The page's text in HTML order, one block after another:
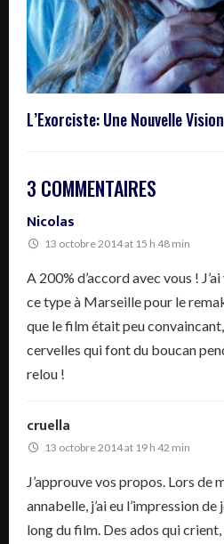
L’Exorciste: Une Nouvelle
3 COMMENTAIRES
Nicolas
13 octobre 2014 at 15 h 48 min
A 200% d’accord avec vous !
ce type à Marseille pour le
que le film était peu
cervelles qui font du boucan
relou !
cruella
13 octobre 2014 at 19 h 42 min
J’approuve vos propos. Lors de
annabelle, j’ai eu l’impression
long du film. Des ados qui